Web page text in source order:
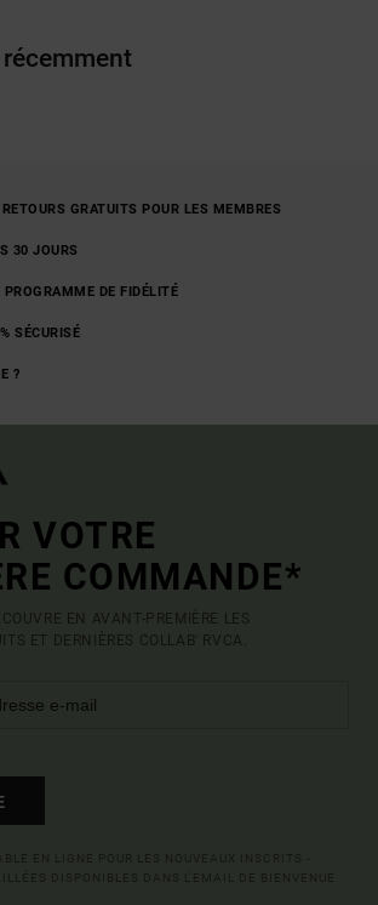
GRATUITS POUR LES MEMBRES
30 JOURS
PROGRAMME DE FIDÉLITÉ
SÉCURISÉ
?
VOTRE
COMMANDE*
EN AVANT-PREMIÈRE LES
ET DERNIÈRES COLLAB' RVCA.